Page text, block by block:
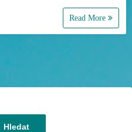
Read More
Hledat